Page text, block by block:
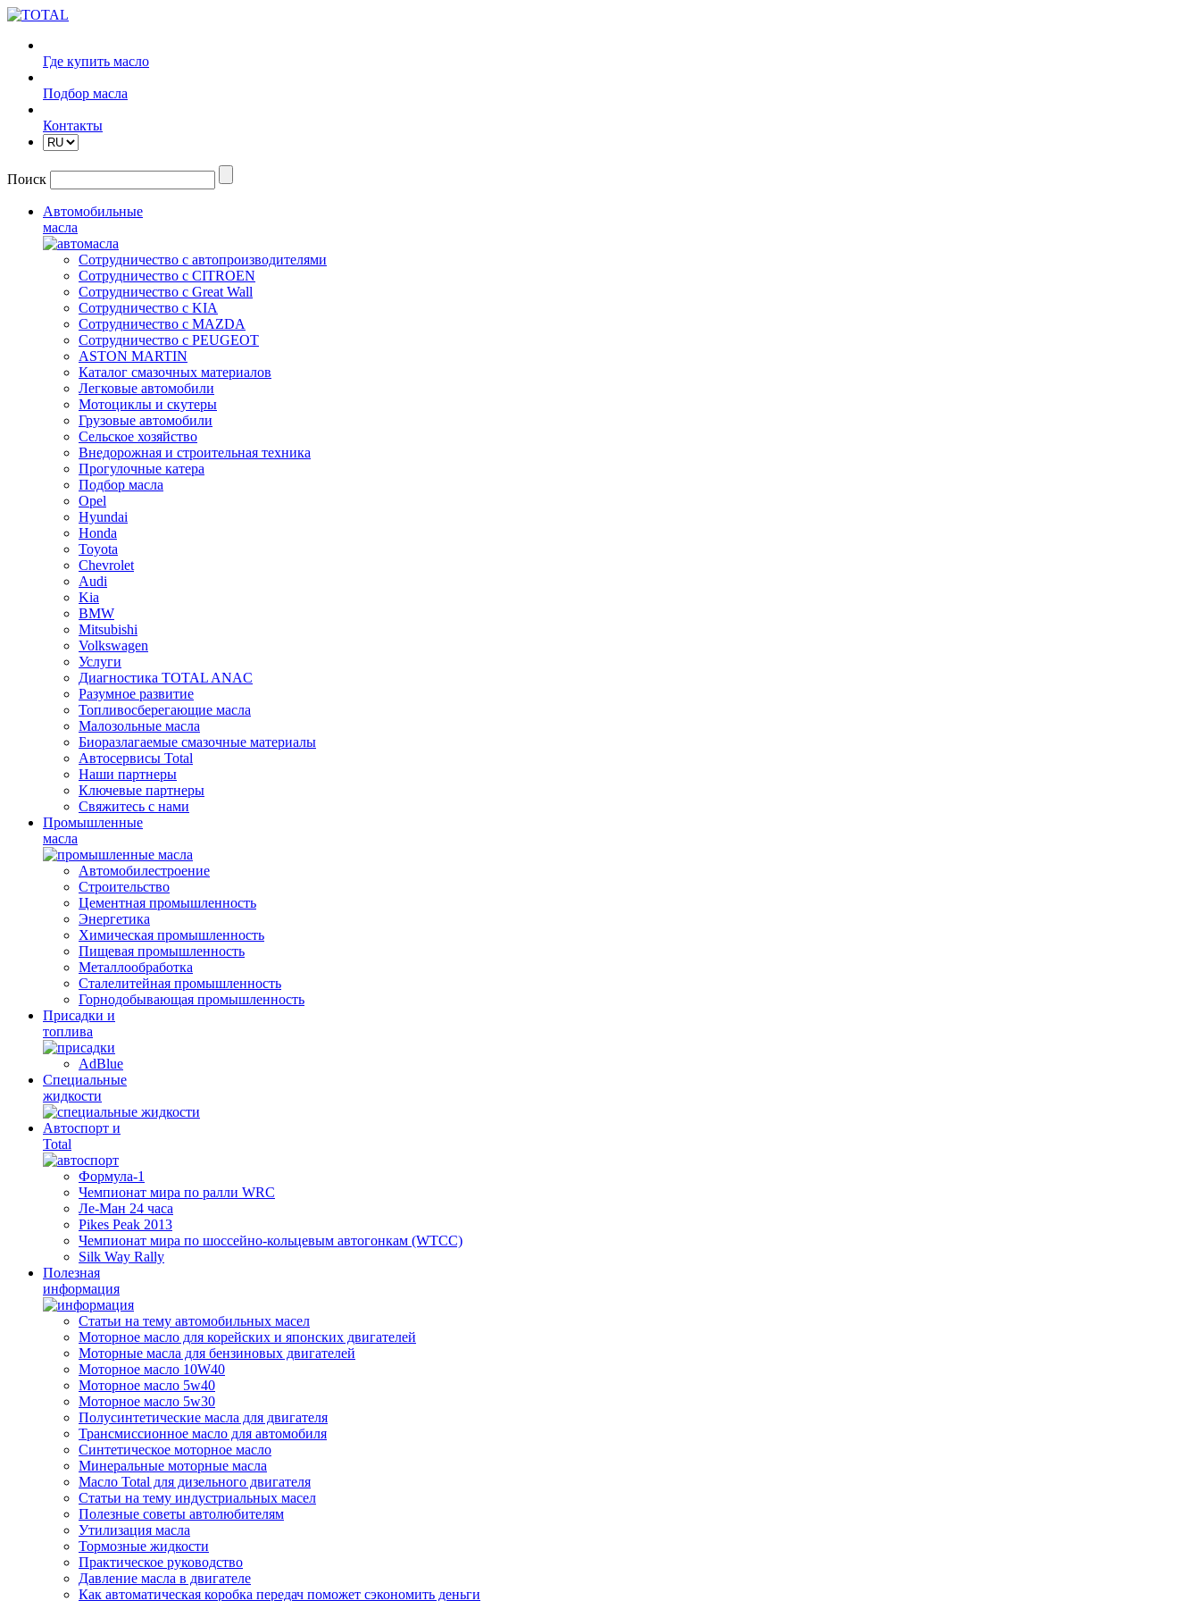
Где купить масло
Подбор масла
Контакты
Поиск
Автомобильные
масла
Сотрудничество с автопроизводителями
Сотрудничество с CITROEN
Сотрудничество с Great Wall
Сотрудничество с KIA
Сотрудничество с MAZDA
Сотрудничество с PEUGEOT
ASTON MARTIN
Каталог смазочных материалов
Легковые автомобили
Мотоциклы и скутеры
Грузовые автомобили
Сельское хозяйство
Внедорожная и строительная техника
Прогулочные катера
Подбор масла
Opel
Hyundai
Honda
Toyota
Chevrolet
Audi
Kia
BMW
Mitsubishi
Volkswagen
Услуги
Диагностика TOTAL ANAC
Разумное развитие
Топливосберегающие масла
Малозольные масла
Биоразлагаемые смазочные материалы
Автосервисы Total
Наши партнеры
Ключевые партнеры
Свяжитесь с нами
Промышленные
масла
Автомобилестроение
Строительство
Цементная промышленность
Энергетика
Химическая промышленность
Пищевая промышленность
Металлообработка
Сталелитейная промышленность
Горнодобывающая промышленность
Присадки и
топлива
AdBlue
Специальные
жидкости
Автоспорт и
Total
Формула-1
Чемпионат мира по ралли WRC
Ле-Ман 24 часа
Pikes Peak 2013
Чемпионат мира по шоссейно-кольцевым автогонкам (WTCC)
Silk Way Rally
Полезная
информация
Статьи на тему автомобильных масел
Моторное масло для корейских и японских двигателей
Моторные масла для бензиновых двигателей
Моторное масло 10W40
Моторное масло 5w40
Моторное масло 5w30
Полусинтетические масла для двигателя
Трансмиссионное масло для автомобиля
Синтетическое моторное масло
Минеральные моторные масла
Масло Total для дизельного двигателя
Статьи на тему индустриальных масел
Полезные советы автолюбителям
Утилизация масла
Тормозные жидкости
Практическое руководство
Давление масла в двигателе
Как автоматическая коробка передач поможет сэкономить деньги